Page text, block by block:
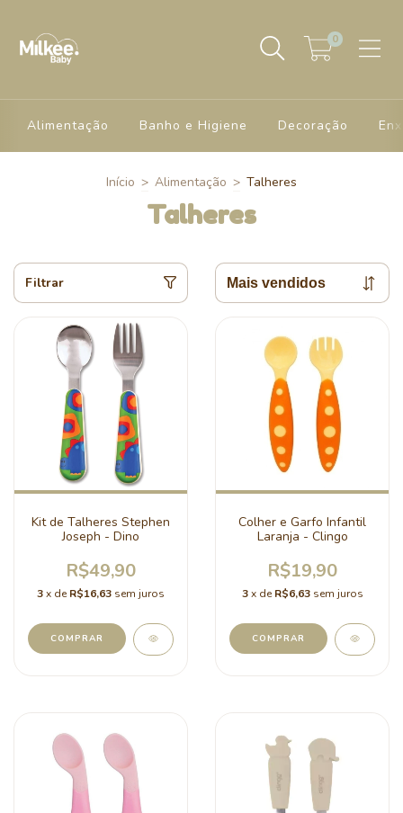
0
Alimentação Banho e Higiene Decoração
Início > Alimentação > Talheres
Talheres
Filtrar
Kit de Talheres Stephen
Joseph - Dino
R$49,90
3x de R$16,63 sem juros
Colher e Garfo Infantil
Laranja - Clingo
R$19,90
3 x de R$6,63 sem juros
COMPRAR